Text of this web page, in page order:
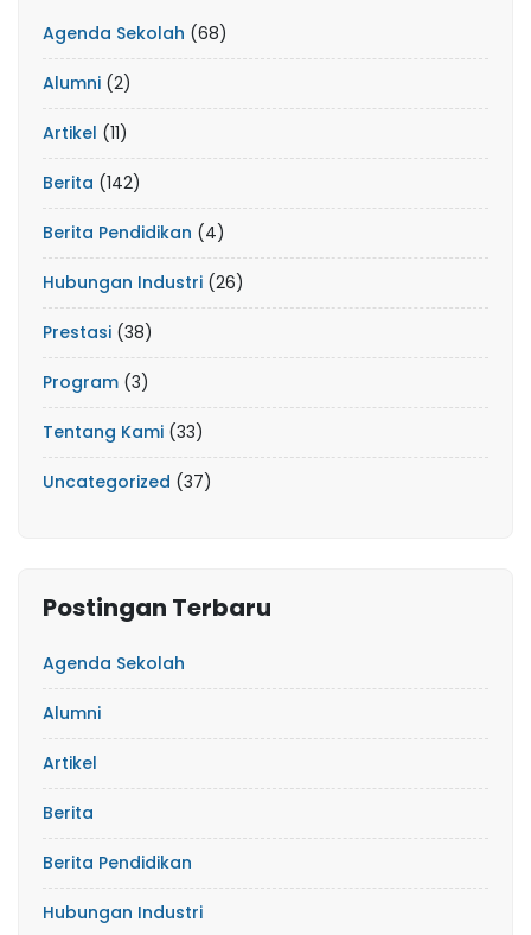
Agenda Sekolah (68)
Alumni (2)
Artikel (11)
Berita (142)
Berita Pendidikan (4)
Hubungan Industri (26)
Prestasi (38)
Program (3)
Tentang Kami (33)
Uncategorized (37)
Postingan Terbaru
Agenda Sekolah
Alumni
Artikel
Berita
Berita Pendidikan
Hubungan Industri